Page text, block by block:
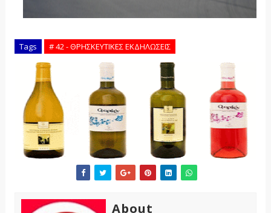
Tags # 42 - ΘΡΗΣΚΕΥΤΙΚΕΣ ΕΚΔΗΛΩΣΕΙΣ
About